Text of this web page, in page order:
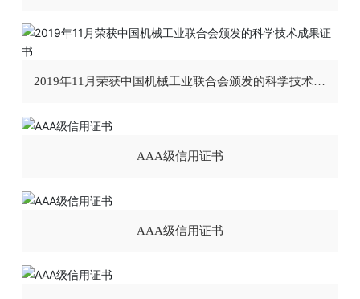
2019年11月荣获中国机械工业联合会颁发的科学技术成
AAA级信用证书
AAA级信用证书